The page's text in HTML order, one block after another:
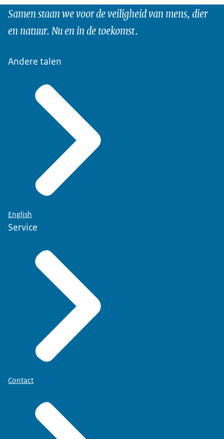
Samen staan we voor de veiligheid van mens, dier
en natuur. Nu en in de toekomst.
Andere talen
English
Service
Contact